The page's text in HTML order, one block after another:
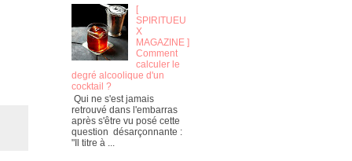
[
SPIRITUEU
X
MAGAZINE ]
Comment
calculer le
degré alcoolique d'un
cocktail ?
Qui ne s'est jamais
retrouvé dans l'embarras
après s'être vu posé cette
question désarçonnante :
"Il titre à ...